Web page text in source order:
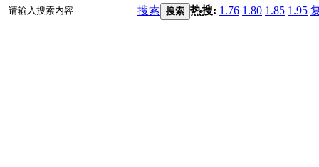
搜索 搜索 热搜: 1.76 1.80 1.85 1.95